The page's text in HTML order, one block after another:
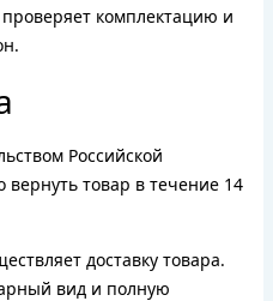
комплектацию и
Российской
товар в течение 14
доставку товара.
вид и полную